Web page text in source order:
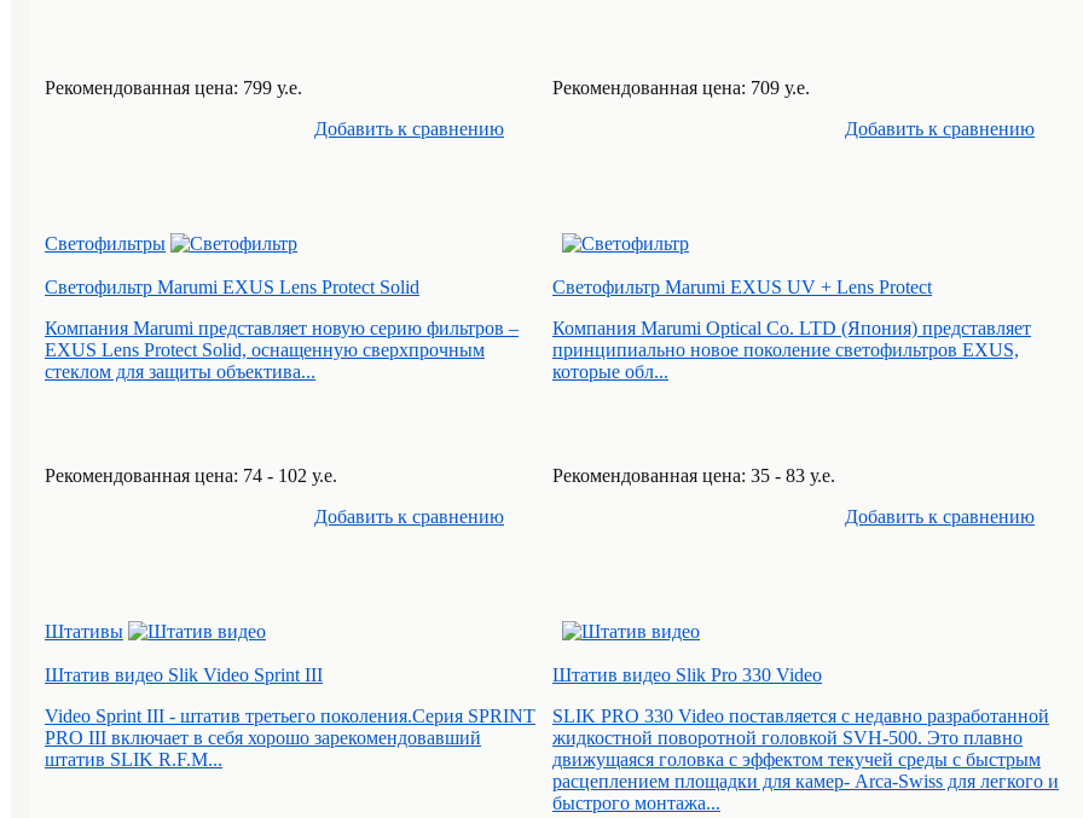
Рекомендованная цена: 799 у.е.
Рекомендованная цена: 709 у.е.
Добавить к cравнению
Добавить к cравнению
Светофильтры
Светофильтр Marumi EXUS Lens Protect Solid
Компания Marumi представляет новую серию фильтров –
EXUS Lens Protect Solid, оснащенную сверхпрочным
стеклом для защиты объектива...
Рекомендованная цена: 74 - 102 у.е.
Светофильтр Marumi EXUS UV + Lens Protect
Компания Marumi Optical Co. LTD (Япония) представляет
принципиально новое поколение светофильтров EXUS,
которые обл...
Рекомендованная цена: 35 - 83 у.е.
Добавить к cравнению
Добавить к cравнению
Штативы
Штатив видео Slik Video Sprint III
Video Sprint III - штатив третьего поколения.Серия SPRINT
PRO III включает в себя хорошо зарекомендовавший
штатив SLIK R.F.M...
Штатив видео Slik Pro 330 Video
SLIK PRO 330 Video поставляется с недавно разработанной
жидкостной поворотной головкой SVH-500. Это плавно
движущаяся головка с эффектом текучей среды с быстрым
расцеплением площадки для камер- Arca-Swiss для легкого и
быстрого монтажа...